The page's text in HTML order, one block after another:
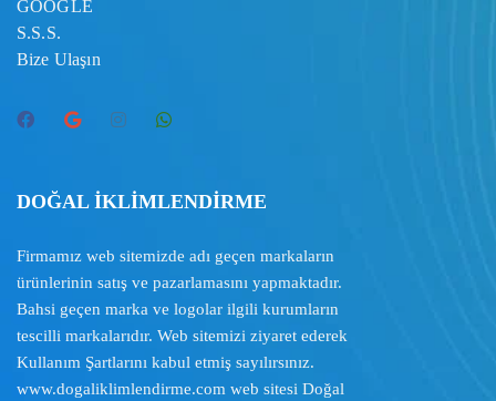
GOOGLE
S.S.S.
Bize Ulaşın
DOĞAL İKLİMLENDİRME
Firmamız web sitemizde adı geçen markaların
ürünlerinin satış ve pazarlamasını yapmaktadır.
Bahsi geçen marka ve logolar ilgili kurumların
tescilli markalarıdır. Web sitemizi ziyaret ederek
Kullanım Şartlarını kabul etmiş sayılırsınız.
www.dogaliklimlendirme.com web sitesi Doğal